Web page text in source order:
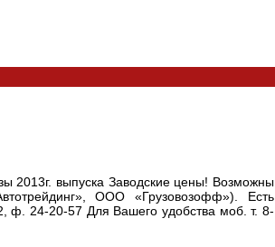
2013г. выпуска Заводские цены! Возможны
ООО «Грузовозофф»). Есть
ф. 24-20-57 Для Вашего удобства моб. т. 8-